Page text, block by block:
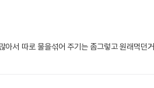
아서 따로 물을섞어 주기는 좀그렇고 원래먹던거